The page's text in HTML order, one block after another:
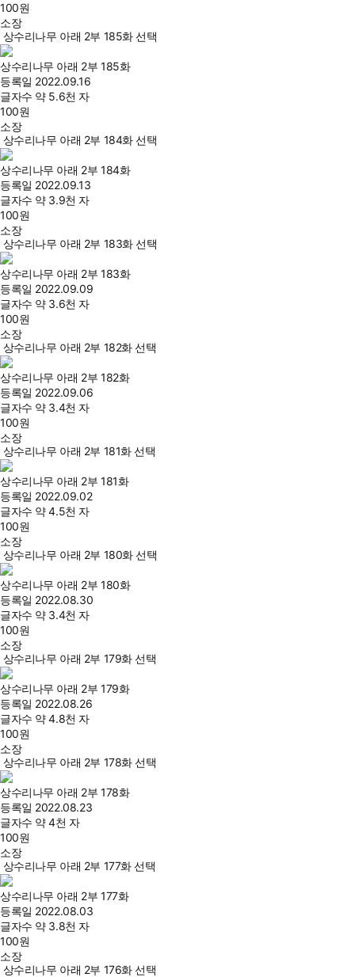
100원
소장
상수리나무 아래 2부 185화 선택
상수리나무 아래 2부 185화
등록일 2022.09.16
글자수 약 5.6천 자
100원
소장
상수리나무 아래 2부 184화 선택
상수리나무 아래 2부 184화
등록일 2022.09.13
글자수 약 3.9천 자
100원
소장
상수리나무 아래 2부 183화 선택
상수리나무 아래 2부 183화
등록일 2022.09.09
글자수 약 3.6천 자
100원
소장
상수리나무 아래 2부 182화 선택
상수리나무 아래 2부 182화
등록일 2022.09.06
글자수 약 3.4천 자
100원
소장
상수리나무 아래 2부 181화 선택
상수리나무 아래 2부 181화
등록일 2022.09.02
글자수 약 4.5천 자
100원
소장
상수리나무 아래 2부 180화 선택
상수리나무 아래 2부 180화
등록일 2022.08.30
글자수 약 3.4천 자
100원
소장
상수리나무 아래 2부 179화 선택
상수리나무 아래 2부 179화
등록일 2022.08.26
글자수 약 4.8천 자
100원
소장
상수리나무 아래 2부 178화 선택
상수리나무 아래 2부 178화
등록일 2022.08.23
글자수 약 4천 자
100원
소장
상수리나무 아래 2부 177화 선택
상수리나무 아래 2부 177화
등록일 2022.08.03
글자수 약 3.8천 자
100원
소장
상수리나무 아래 2부 176화 선택